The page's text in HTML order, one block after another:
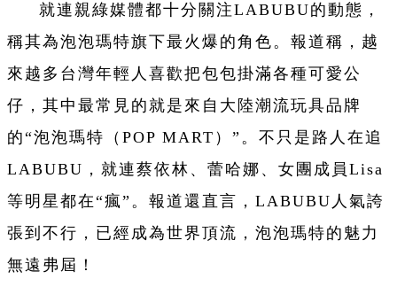
就連親綠媒體都十分關注LABUBU的動態，
稱其為泡泡瑪特旗下最火爆的角色。報道稱，越
來越多台灣年輕人喜歡把包包掛滿各種可愛公
仔，其中最常見的就是來自大陸潮流玩具品牌
的“泡泡瑪特（POP MART）”。不只是路人在追
LABUBU，就連蔡依林、蕾哈娜、女團成員Lisa
等明星都在“瘋”。報道還直言，LABUBU人氣誇
張到不行，已經成為世界頂流，泡泡瑪特的魅力
無遠弗屆！